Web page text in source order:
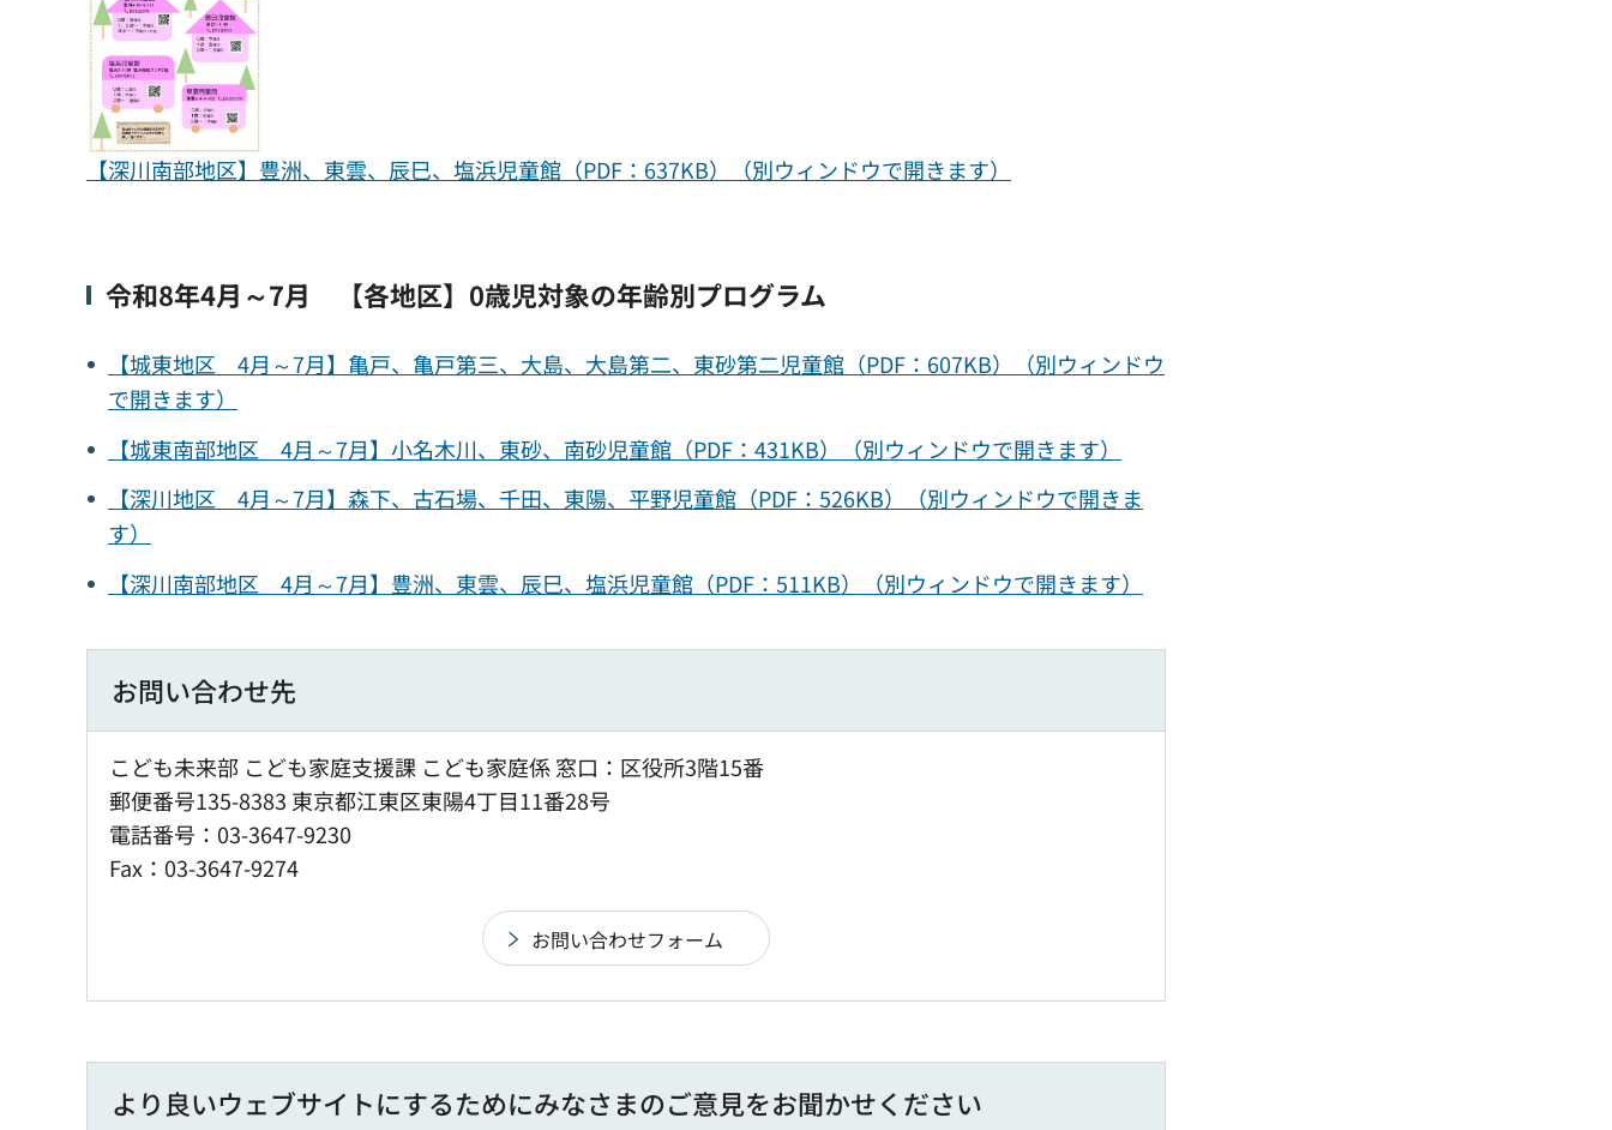
【深川南部地区】豊洲、東雲、辰巳、塩浜児童館（PDF：637KB）（別ウィンドウで開きます）
令和8年4月～7月 【各地区】0歳児対象の年齢別プログラム
【城東地区 4月～7月】亀戸、亀戸第三、大島、大島第二、東砂第二児童館（PDF：607KB）（別ウィンドウ
で開きます）
【城東南部地区 4月～7月】小名木川、東砂、南砂児童館（PDF：431KB）（別ウィンドウで開きます）
【深川地区 4月～7月】森下、古石場、千田、東陽、平野児童館（PDF：526KB）（別ウィンドウで開きま
す）
【深川南部地区 4月～7月】豊洲、東雲、辰巳、塩浜児童館（PDF：511KB）（別ウィンドウで開きます）
お問い合わせ先
こども未来部 こども家庭支援課 こども家庭係 窓口：区役所3階15番
郵便番号135-8383 東京都江東区東陽4丁目11番28号
電話番号：03-3647-9230
Fax：03-3647-9274
より良いウェブサイトにするためにみなさまのご意見をお聞かせください